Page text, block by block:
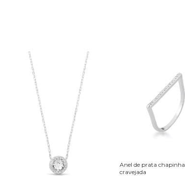
Anel de prata chapinha
cravejada